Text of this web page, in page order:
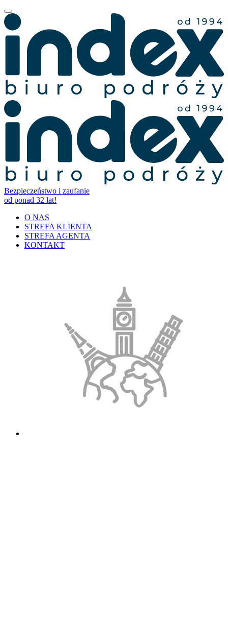
Bezpieczeństwo i zaufanie
od ponad 32 lat!
O NAS
STREFA KLIENTA
STREFA AGENTA
KONTAKT